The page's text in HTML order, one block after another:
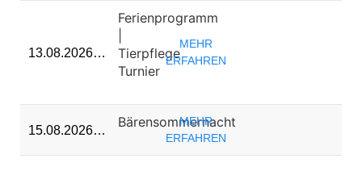
13.08.2026…
Ferienprogramm
Tierpflege
Turnier
MEHR
ERFAHREN
15.08.2026… Bärensommernacht
MEHR
ERFAHREN